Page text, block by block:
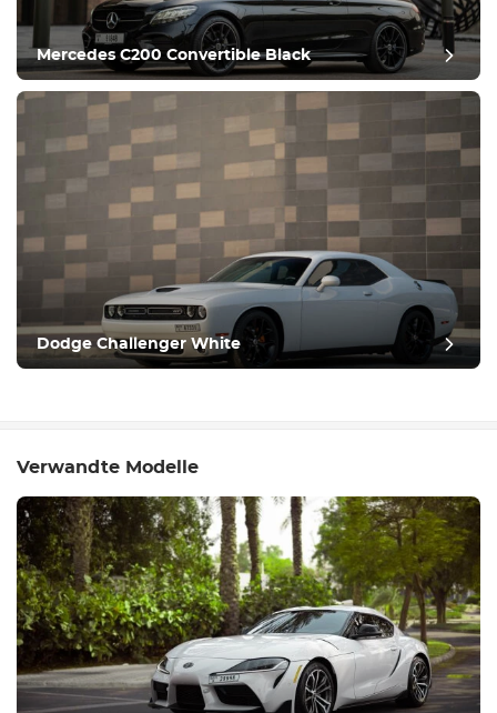
Mercedes C200 Convertible Black
Dodge Challenger White
Verwandte Modelle